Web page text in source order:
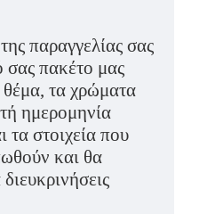
παραγγελίας σας
σας πακέτο μας
θέμα, τα χρώματα
ημερομηνία
στοιχεία που
και θα